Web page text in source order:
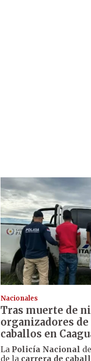
Nacionales
Tras muerte de
organizadores
caballos en
La Policía Nacional
de la carrera de